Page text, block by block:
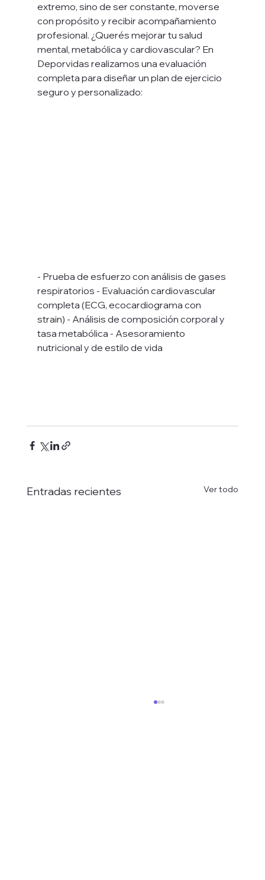
extremo, sino de ser constante, moverse
con propósito y recibir acompañamiento
profesional. ¿Querés mejorar tu salud
mental, metabólica y cardiovascular? En
Deporvidas realizamos una evaluación
completa para diseñar un plan de ejercicio
seguro y personalizado:
- Prueba de esfuerzo con análisis de gases
respiratorios - Evaluación cardiovascular
completa (ECG, ecocardiograma con
strain) - Análisis de composición corporal y
tasa metabólica - Asesoramiento
nutricional y de estilo de vida
Entradas recientes Ver todo